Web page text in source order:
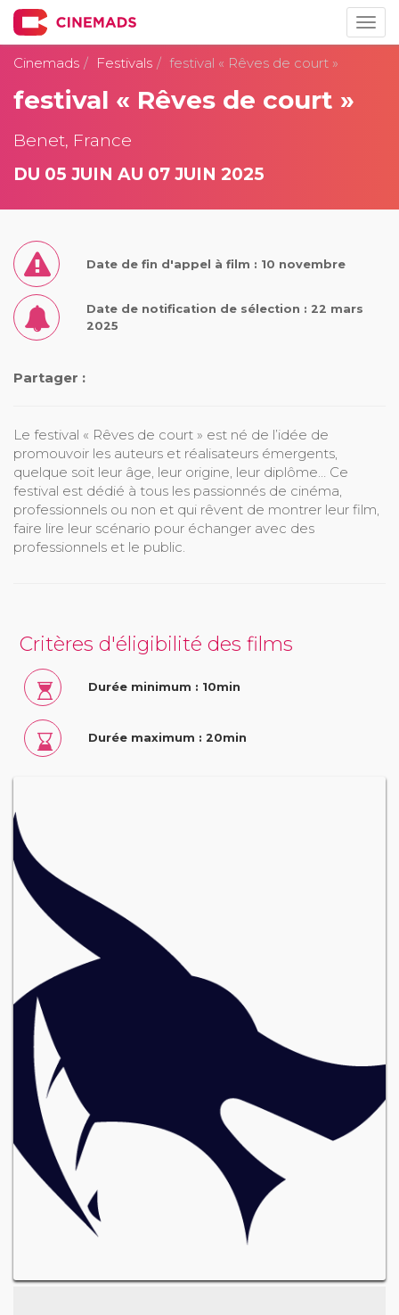
Cinemads
Festivals festival « Rêves de court »
festival « Rêves de court »
Benet, France
DU 05 JUIN AU 07 JUIN 2025
Date de fin d'appel à film : 10 novembre
Date de notification de sélection : 22 mars
2025
Partager :
Le festival « Rêves de court » est né de l’idée de
promouvoir les auteurs et réalisateurs émergents,
quelque soit leur âge, leur origine, leur diplôme… Ce
festival est dédié à tous les passionnés de cinéma,
professionnels ou non et qui rêvent de montrer leur film,
faire lire leur scénario pour échanger avec des
professionnels et le public.
Critères d'éligibilité des films
Durée minimum : 10min
Durée maximum : 20min